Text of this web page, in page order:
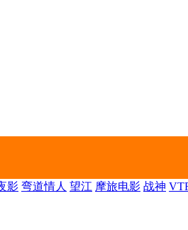
影 弯道情人 望江 摩旅电影 战神